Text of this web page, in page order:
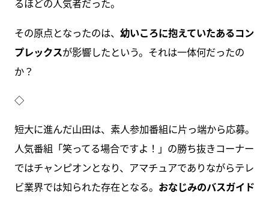
るほどの人気者だった。
その原点となったのは、 幼いころに抱えていたあるコン
プレックスが影響したという。それは一体何だったの
か？
◇
短大に進んだ山田は、素人参加番組に片っ端から応募。
人気番組「笑ってる場合ですよ！」の勝ち抜きコーナー
ではチャンピオンとなり、アマチュアでありながらテレ
ビ業界では知られた存在となる。 おなじみのバスガイド